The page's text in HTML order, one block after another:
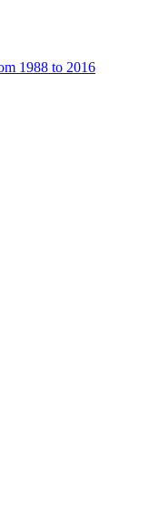
1988 to 2016